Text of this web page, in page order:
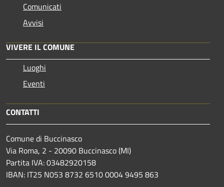
Comunicati
Avvisi
VIVERE IL COMUNE
Luoghi
Eventi
CONTATTI
Comune di Buccinasco
Via Roma, 2 - 20090 Buccinasco (MI)
Partita IVA: 03482920158
IBAN: IT25 N053 8732 6510 0004 9495 863